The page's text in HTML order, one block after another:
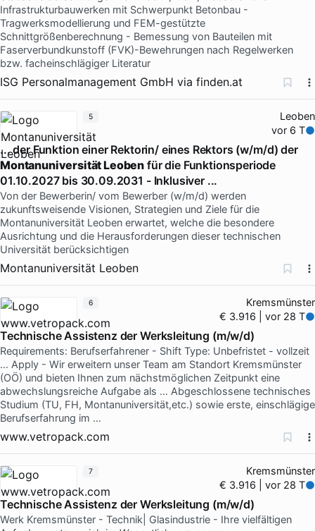
Infrastrukturbauwerken mit Schwerpunkt Betonbau -
Tragwerksmodellierung und FEM-gestützte
Schnittgrößenberechnung - Bemessung von Bauteilen mit
Faserverbundkunstoff (FVK)-Bewehrungen nach Regelwerken
bzw. facheinschlägiger Literatur
ISG Personalmanagement GmbH via finden.at
Leoben
vor 6 T
... der Funktion einer Rektorin/ eines Rektors (w/m/d) der
Montanuniversität Leoben für die Funktionsperiode
01.10.2027 bis 30.09.2031 - Inklusiver ...
Von der Bewerberin/ vom Bewerber (w/m/d) werden
zukunftsweisende Visionen, Strategien und Ziele für die
Montanuniversität Leoben erwartet, welche die besondere
Ausrichtung und die Herausforderungen dieser technischen
Universität berücksichtigen
Montanuniversität Leoben
5
Kremsmünster
€ 3.916 | vor 28 T
Technische Assistenz der Werksleitung (m/w/d)
Requirements: Berufserfahrener - Shift Type: Unbefristet - vollzeit
… Apply - Wir erweitern unser Team am Standort Kremsmünster
(OÖ) und bieten Ihnen zum nächstmöglichen Zeitpunkt eine
abwechslungsreiche Aufgabe als … Abgeschlossene technisches
Studium (TU, FH, Montanuniversität,etc.) sowie erste, einschlägige
Berufserfahrung im …
www.vetropack.com
6
Kremsmünster
€ 3.916 | vor 28 T
Technische Assistenz der Werksleitung (m/w/d)
Werk Kremsmünster - Technik| Glasindustrie - Ihre vielfältigen
7